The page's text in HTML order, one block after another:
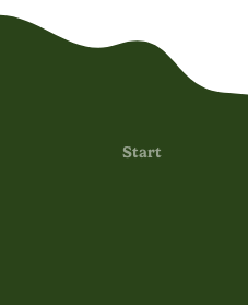
Start